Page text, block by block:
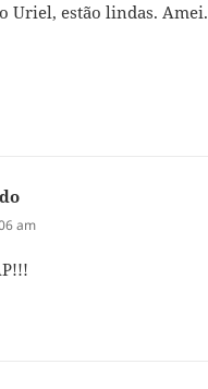
Uriel, estão lindas. Amei.
am